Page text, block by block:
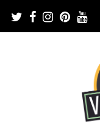
content